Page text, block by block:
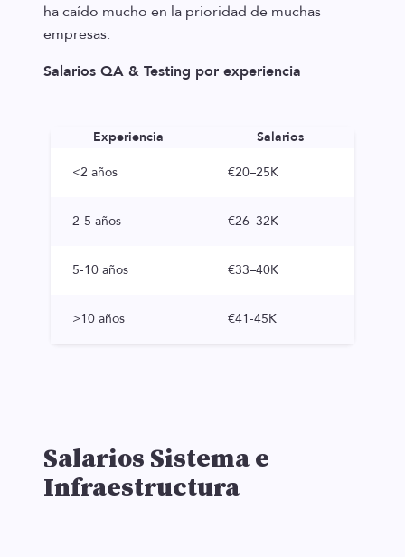
ha caído mucho en la prioridad de muchas
empresas.
Salarios QA & Testing por experiencia
Experiencia Salarios
<2 años €20–25K
2-5 años €26–32K
5-10 años €33–40K
>10 años €41-45K
Salarios Sistema e
Infraestructura